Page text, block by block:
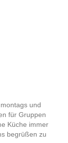
und
für Gruppen
Küche immer
begrüßen zu